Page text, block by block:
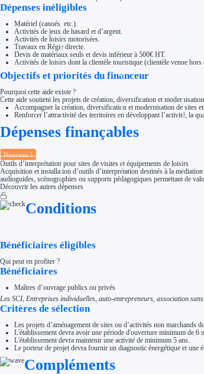
Aides Région Nouvelle-
Aides Région PACA
Aides Région Pays de la Loire
Aides Région Guadeloupe
Aides Région Mayotte
Aides Région Réunion
Couvertures
Aides Nationales
Aides Européennes
Accompagnement
Ressources
FAQ
Dépenses inéligibles
Matériel (canoés, etc.).
Activités de jeux de hasard et d’argent.
Activités de loisirs motorisées.
Travaux en Régie directe.
Devis de matériaux seuls et devis inférieur à 500€ HT.
Activités de loisirs dont la clientèle touristique (clientèle venue hors
Objectifs et priorités du financeur
Pourquoi cette aide existe ?
Cette aide soutient les projets de création, diversification et
Accompagner la création, diversification et modernisation de sites
Renforcer l’attractivité des territoires en développant l’activité, la
Dépenses finançables
Nouveau !
Outils d’interprétation pour sites de visites et équipements de loisirs
Acquisition et installation d’outils d’interprétation destinés à la
audioguides, scénographies ou supports pédagogiques permettant de
Découvrir les autres dépenses
Conditions
Bénéficiaires éligibles
Qui peut en profiter ?
Bénéficiaires
Maîtres d’ouvrage publics ou privés
Les SCI, Entreprises individuelles, auto-entrepreneurs, association
Critères de sélection
Les projets d’aménagement de sites ou d’activités non
L'établissement devra avoir une période d'ouverture minimum de 6
L'établissement devra maintenir une activité de minimum 5 ans.
Le porteur de projet devra fournir un diagnostic énergétique et une
Compléments